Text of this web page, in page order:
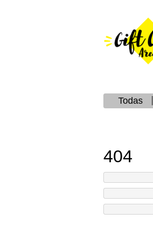
Todas
404